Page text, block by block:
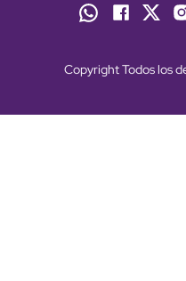
Copyright Todos los